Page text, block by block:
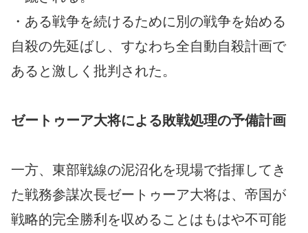
・ある戦争を続けるために別の戦争を始める
自殺の先延ばし、すなわち全自動自殺計画で
あると激しく批判された。
ゼートゥーア大将による敗戦処理の予備計画
一方、東部戦線の泥沼化を現場で指揮してき
た戦務参謀次長ゼートゥーア大将は、帝国が
戦略的完全勝利を収めることはもはや不可能